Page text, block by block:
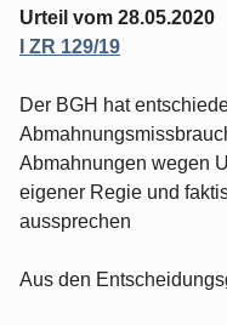
Urteil vom 28.05.2020
I ZR 129/19
Der BGH hat
Abmahnungen wegen
eigener Regie und
aussprechen
Aus den